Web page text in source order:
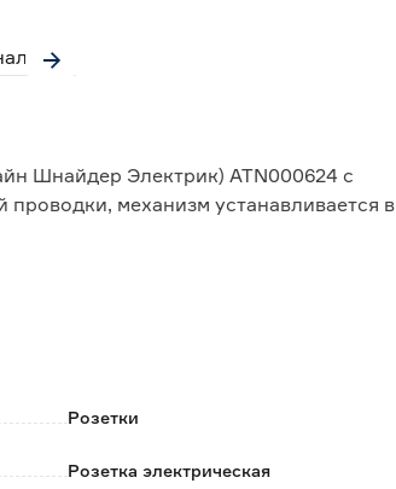
Шнайдер Электрик) ATN000624 с
механизм устанавливается в
ABS-пластика, устойчивого к
механизма в монтажной коробке;
Розетки
Розетка электрическая